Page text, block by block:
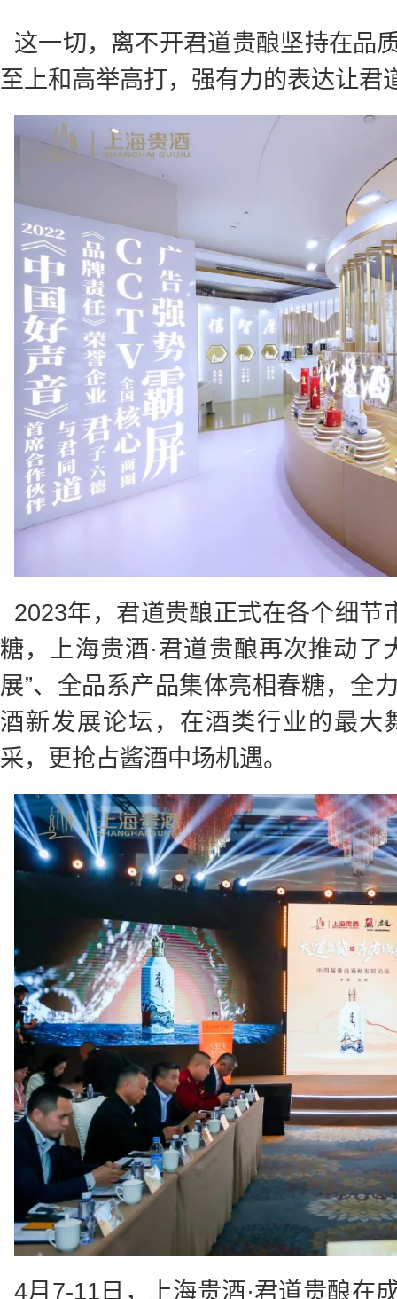
这一切，离不开君道贵酿坚持在品
至上和高举高打，强有力的表达让君
2023年，君道贵酿正式在各个细节
糖，上海贵酒·君道贵酿再次推动了
展”、全品系产品集体亮相春糖，全
酒新发展论坛，在酒类行业的最大
采，更抢占酱酒中场机遇。
4月7-11日，上海贵酒·君道贵酿在